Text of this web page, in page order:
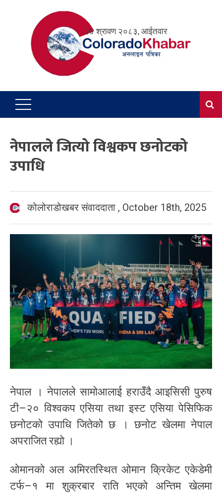
२४ श्रावण २०८३, आईतवार
नेपालले जित्यो विश्वकप छनोटको
उपाधि
कोलोराडोखबर संवाददाता , October 18th, 2025
नेपाल । नेपालले सामोआलाई हराउँदै आइसिसी पुरुष
टी–२० विश्वकप एसिया तथा इस्ट एसिया पेसिफिक
छनोटको उपाधि जितेको छ । छनोट खेलमा नेपाल
अपराजित रह्यो ।
ओमानको अल अमिरतस्थित ओमान क्रिकेट एकेडेमी
टर्फ–१ मा शुक्रबार राति भएको अन्तिम खेलमा